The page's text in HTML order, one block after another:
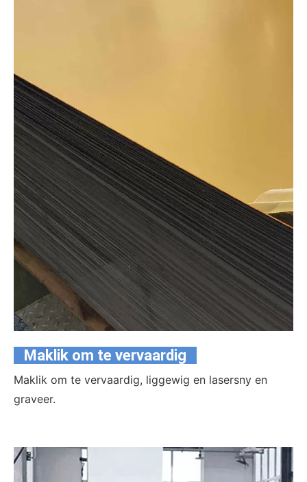
Maklik om te vervaardig
Maklik om te vervaardig, liggewig en lasersny en
graveer.